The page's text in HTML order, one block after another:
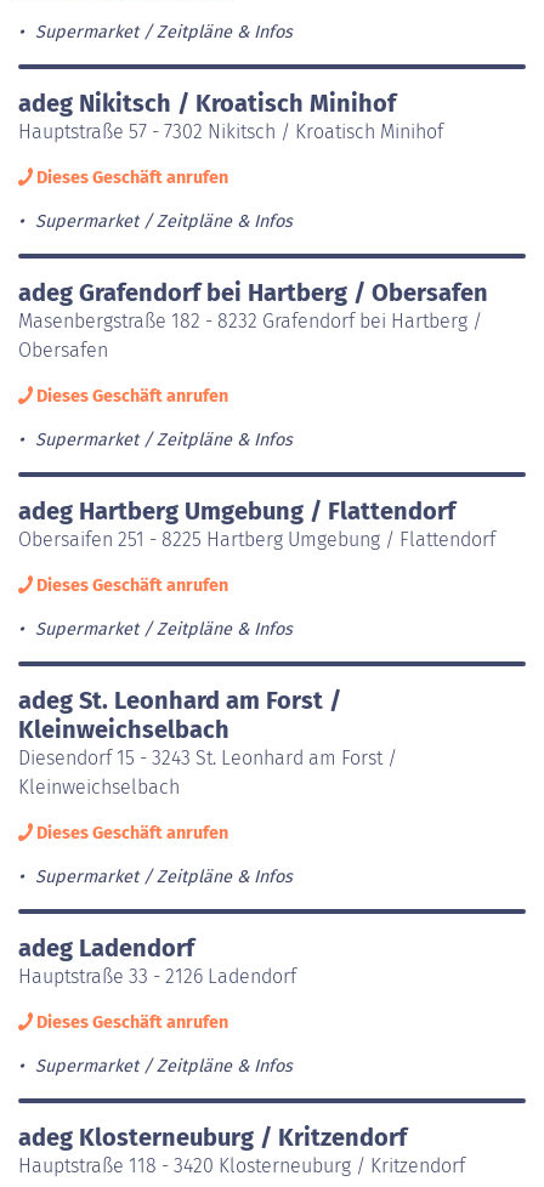
Supermarket Zeitpläne & Infos
adeg Nikitsch / Kroatisch Minihof
Hauptstraße 57 - 7302 Nikitsch / Kroatisch Minihof
Dieses Geschäft anrufen
Supermarket Zeitpläne & Infos
adeg Grafendorf bei Hartberg / Obersafen
Masenbergstraße 182 - 8232 Grafendorf bei Hartberg /
Obersafen
Dieses Geschäft anrufen
Supermarket Zeitpläne & Infos
adeg Hartberg Umgebung / Flattendorf
Obersaifen 251 - 8225 Hartberg Umgebung / Flattendorf
Dieses Geschäft anrufen
Supermarket Zeitpläne & Infos
adeg St. Leonhard am Forst /
Kleinweichselbach
Diesendorf 15 - 3243 St. Leonhard am Forst /
Kleinweichselbach
Dieses Geschäft anrufen
Supermarket Zeitpläne & Infos
adeg Ladendorf
Hauptstraße 33 - 2126 Ladendorf
Dieses Geschäft anrufen
Supermarket Zeitpläne & Infos
adeg Klosterneuburg / Kritzendorf
Hauptstraße 118 - 3420 Klosterneuburg / Kritzendorf